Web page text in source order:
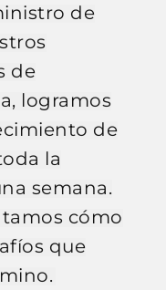
de
de
logramos
de
la
semana.
cómo
que